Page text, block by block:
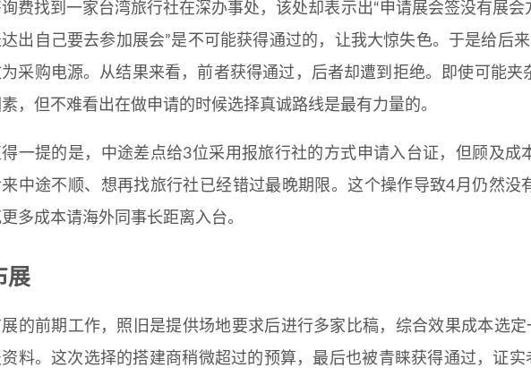
费找到一家台湾旅行社在深办事处，该处却表示出“申请展会签没有展
出自己要去参加展会”是不可能获得通过的，让我大惊失色。于是给后
采购电源。从结果来看，前者获得通过，后者却遭到拒绝。即使可能夹
，但不难看出在做申请的时候选择真诚路线是最有力量的。
一提的是，中途差点给3位采用报旅行社的方式申请入台证，但顾及成
中途不顺、想再找旅行社已经错过最晚期限。这个操作导致4月仍然没
多成本请海外同事长距离入台。
展
的前期工作，照旧是提供场地要求后进行多家比稿，综合效果成本选
料。这次选择的搭建商稍微超过的预算，最后也被青睐获得通过，证实